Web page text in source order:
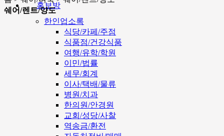
홍보방
한인업소록
식당/카페/주점
식품점/건강식품
여행/유학/학원
이민/법률
세무/회계
이사/택배/물류
병원/치과
한의원/안경원
교회/성당/사찰
역송금/환전
쉐어/렌트/양도